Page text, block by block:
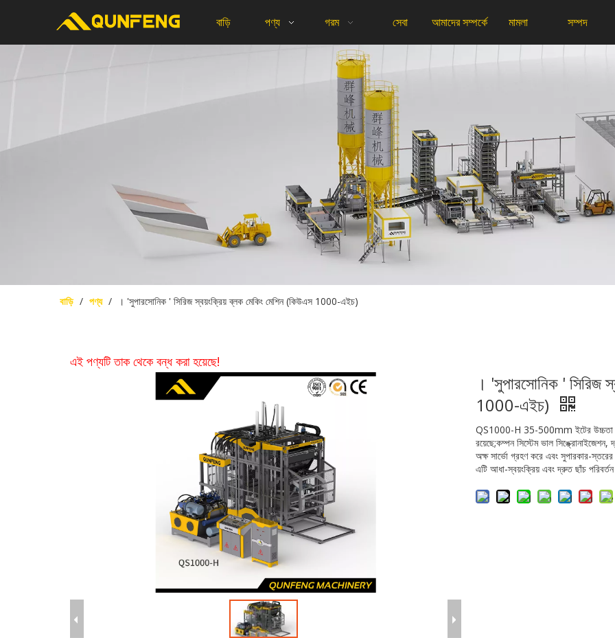
বাড়ি পণ্য গরম সেবা আমাদের সম্পর্কে মামলা সম্পদ
বাড়ি / পণ্য / । 'সুপারসোনিক ' সিরিজ স্বয়ংক্রিয় ব্লক মেকিং মেশিন (কিউএস 1000-এইচ)
এই পণ্যটি তাক থেকে বন্ধ করা হয়েছে!
। 'সুপারসোনিক ' সিরিজ
1000-এইচ)
QS1000-H 35-500mm ইটের উচ্চতা
রয়েছে;কম্পন সিস্টেম ভাল
অক্ষ সার্ভো গ্রহণ করে এবং সুপারকার-স্তরের
এটি আধা-স্বয়ংক্রিয় এবং দ্রুত ছাঁচ